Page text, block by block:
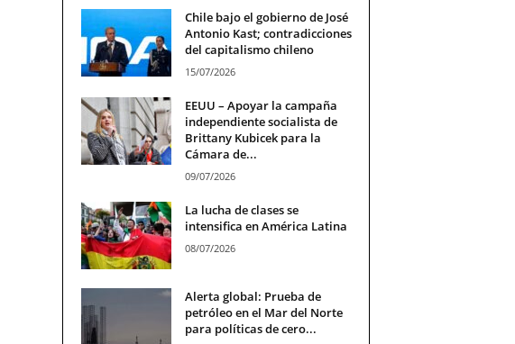
Chile bajo el gobierno de José
Antonio Kast; contradicciones
del capitalismo chileno
15/07/2026
EEUU – Apoyar la campaña
independiente socialista de
Brittany Kubicek para la
Cámara de...
09/07/2026
La lucha de clases se
intensifica en América Latina
08/07/2026
Alerta global: Prueba de
petróleo en el Mar del Norte
para políticas de cero...